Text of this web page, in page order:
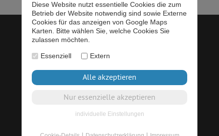
Startseite • Kontakt
Datenschutz
Layout & Programmierung © 2009 - 2026
Werbeagentur Wüst
Diese Website nutzt essentielle Cookies die zum
Betrieb der Website notwendig sind sowie Externe
Cookies für das anzeigen von Google Maps
Karten. Bitte wählen Sie, welche Cookies Sie
zulassen möchten.
Essenziell Extern
individuelle Einstellungen